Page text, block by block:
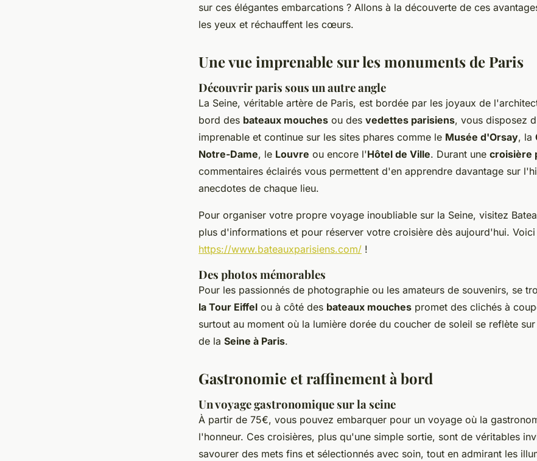
sur ces élégantes embarcations ? Allons à la découverte de ces
les yeux et réchauffent les cœurs.
Une vue imprenable sur les monuments de Paris
Découvrir paris sous un autre angle
La Seine, véritable artère de Paris, est bordée par les joyaux de
bord des bateaux mouches ou des vedettes parisiens, vous disposez
imprenable et continue sur les sites phares comme le Musée d'Orsay, la
Notre-Dame, le Louvre ou encore l'Hôtel de Ville. Durant une croisière
commentaires éclairés vous permettent d'en apprendre davantage sur
anecdotes de chaque lieu.
Pour organiser votre propre voyage inoubliable sur la Seine, visitez
plus d'informations et pour réserver votre croisière dès aujourd'hui.
https://www.bateauxparisiens.com/ !
Des photos mémorables
Pour les passionnés de photographie ou les amateurs de souvenirs, se
la Tour Eiffel ou à côté des bateaux mouches promet des clichés à
surtout au moment où la lumière dorée du coucher de soleil se reflète
de la Seine à Paris.
Gastronomie et raffinement à bord
Un voyage gastronomique sur la seine
À partir de 75€, vous pouvez embarquer pour un voyage où la
l'honneur. Ces croisières, plus qu'une simple sortie, sont de véritables
savourer des mets fins et sélectionnés avec soin, tout en admirant les